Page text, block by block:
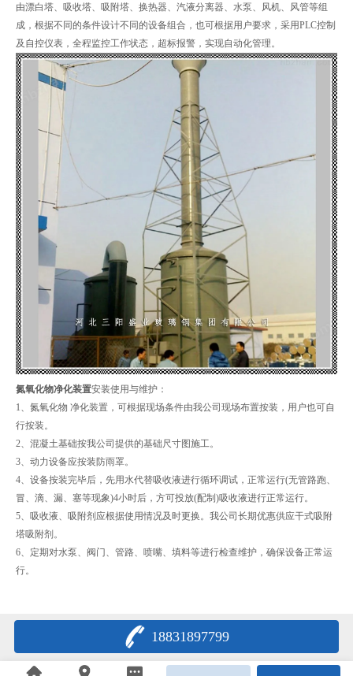
由漂白塔、吸收塔、吸附塔、换热器、汽液分离器、水泵、风机、风管等组
成，根据不同的条件设计不同的设备组合，也可根据用户要求，采用PLC控制
及自控仪表，全程监控工作状态，超标报警，实现自动化管理。
氮氧化物净化装置安装使用与维护：
1、氮氧化物 净化装置，可根据现场条件由我公司现场布置按装，用户也可自
行按装。
2、混凝土基础按我公司提供的基础尺寸图施工。
3、动力设备应按装防雨罩。
4、设备按装完毕后，先用水代替吸收液进行循环调试，正常运行(无管路跑、
冒、滴、漏、塞等现象)4小时后，方可投放(配制)吸收液进行正常运行。
5、吸收液、吸附剂应根据使用情况及时更换。我公司长期优惠供应干式吸附
塔吸附剂。
6、定期对水泵、阀门、管路、喷嘴、填料等进行检查维护，确保设备正常运
行。
18831897799